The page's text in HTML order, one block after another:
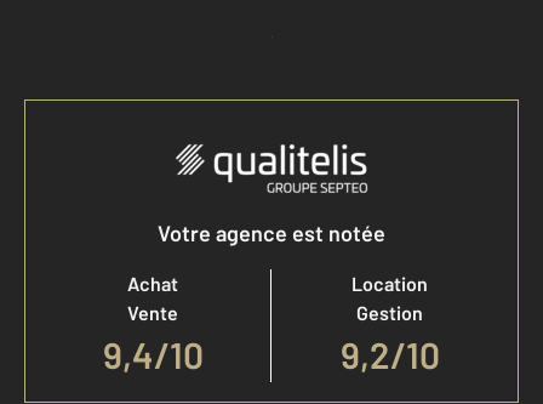
Accéder à mon compte
Votre agence est notée
Achat
Vente
9,4/10
Location
Gestion
9,2/10